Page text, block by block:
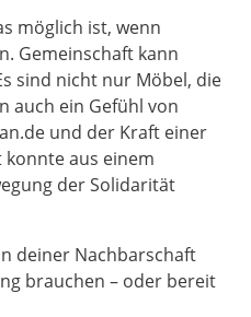
möglich ist, wenn
Gemeinschaft kann
sind nicht nur Möbel, die
auch ein Gefühl von
und der Kraft einer
aus einem
der Solidarität
deiner Nachbarschaft
brauchen – oder bereit